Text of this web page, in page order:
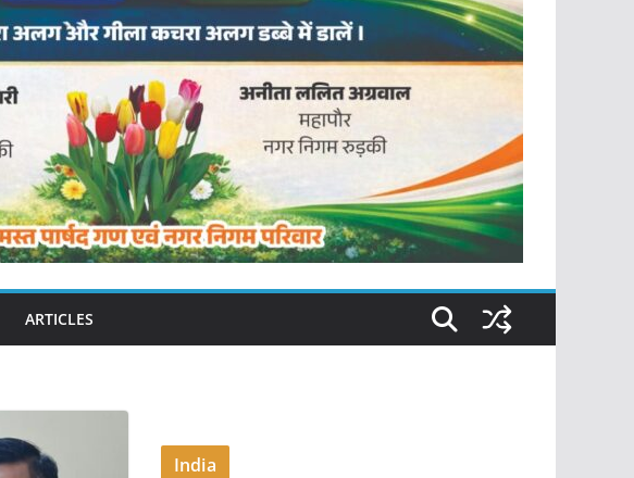
ARTICLES
India